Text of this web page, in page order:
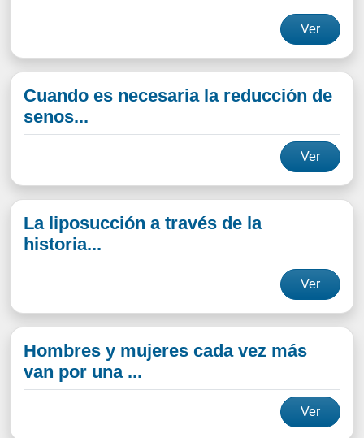
Ver
Cuando es necesaria la reducción de
senos...
Ver
La liposucción a través de la
historia...
Ver
Hombres y mujeres cada vez más
van por una ...
Ver